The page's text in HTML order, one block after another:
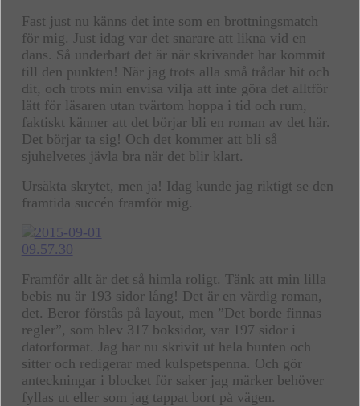
Fast just nu känns det inte som en brottningsmatch
för mig. Just idag var det snarare att likna vid en
dans. Så underbart det är när skrivandet har kommit
till den punkten! När jag trots alla små trådar hit och
dit, och trots min envisa vilja att inte göra det alltför
lätt för läsaren utan tvärtom hoppa i tid och rum,
faktiskt känner att det börjar bli en roman av det här.
Det börjar ta sig! Och det kommer att bli så
sjuhelvetes jävla bra när det blir klart.
Ursäkta skrytet, men ja! Idag kunde jag riktigt se den
framtida succén framför mig.
Framför allt är det så himla roligt. Tänk att min lilla
bebis nu är 193 sidor lång! Det är en värdig roman,
det. Beror förstås på layout, men ”Det borde finnas
regler”, som blev 317 boksidor, var 197 sidor i
datorformat. Jag har nu skrivit ut hela bunten och
sitter och redigerar med kulspetspenna. Och gör
anteckningar i blocket för saker jag märker behöver
fyllas ut eller som jag tappat bort på vägen.